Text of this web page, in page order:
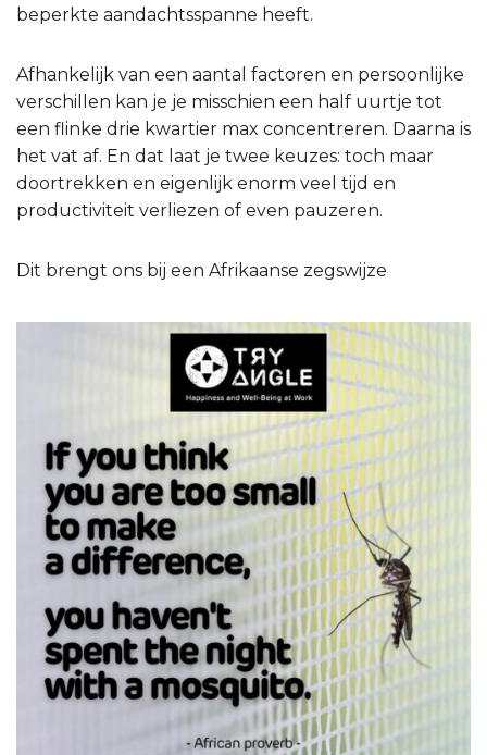
beperkte aandachtsspanne heeft.
Afhankelijk van een aantal factoren en persoonlijke
verschillen kan je je misschien een half uurtje tot
een flinke drie kwartier max concentreren. Daarna is
het vat af. En dat laat je twee keuzes: toch maar
doortrekken en eigenlijk enorm veel tijd en
productiviteit verliezen of even pauzeren.
Dit brengt ons bij een Afrikaanse zegswijze